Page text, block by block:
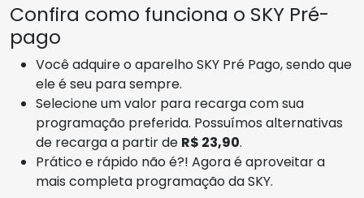
Confira como funciona o SKY Pré-
pago
Você adquire o aparelho SKY Pré Pago, sendo que
ele é seu para sempre.
Selecione um valor para recarga com sua
programação preferida. Possuímos alternativas
de recarga a partir de R$ 23,90.
Prático e rápido não é?! Agora é aproveitar a
mais completa programação da SKY.